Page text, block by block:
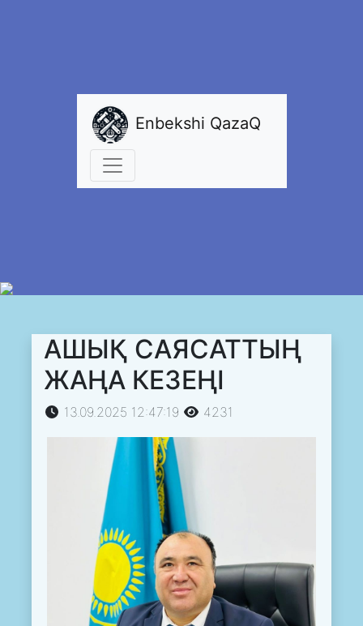
Enbekshi QazaQ
АШЫҚ САЯСАТТЫҢ
ЖАҢА КЕЗЕҢІ
13.09.2025 12:47:19 4231